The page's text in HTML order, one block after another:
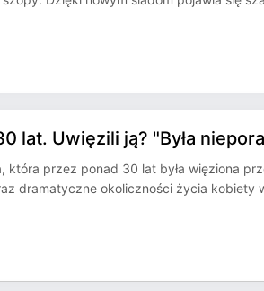
lat. Uwięzili ją? "Była
przez ponad 30 lat była więziona
dramatyczne okoliczności życia kobiety